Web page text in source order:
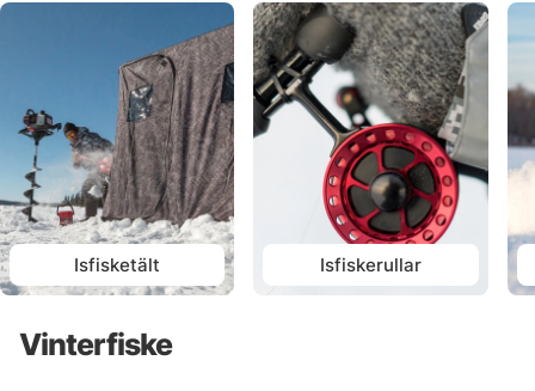
Isfisketält Isfiskerullar
Vinterfiske